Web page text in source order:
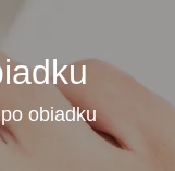
obiadku